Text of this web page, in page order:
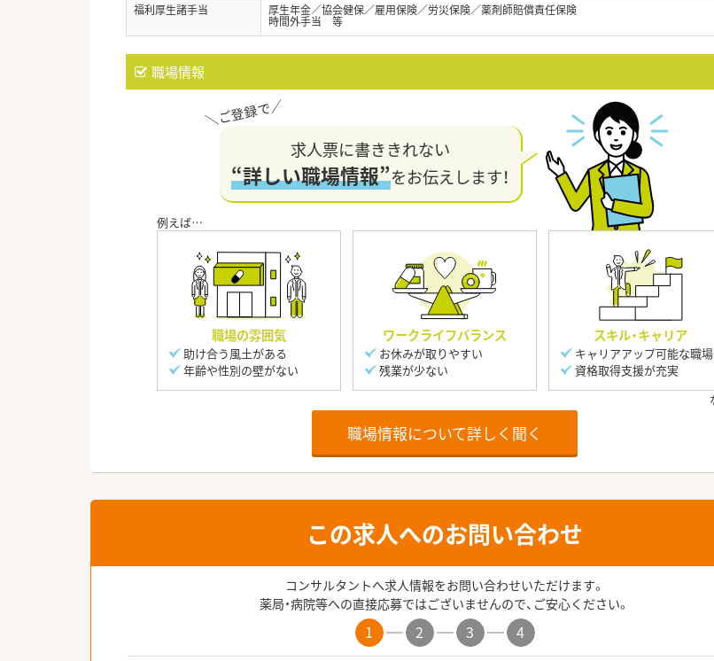
福利厚生諸手当
厚生年金／協会健保／雇用保険／労災保険／薬剤師賠償責任保険
時間外手当 等
職場情報
求人票に書ききれない
“詳しい職場情報”をお伝えします！
職場の雰囲気
助け合う風土がある
年齢や性別の壁がない
ワークライフバランス
お休みが取りやすい
残業が少ない
スキル・キャリア
キャリアアップ可能な職場
資格取得支援が充実
職場情報について詳しく聞く
この求人へのお問い合わせ
コンサルタントへ求人情報をお問い合わせいただけます。
薬局・病院等への直接応募ではございませんので、ご安心ください。
1 2 3 4